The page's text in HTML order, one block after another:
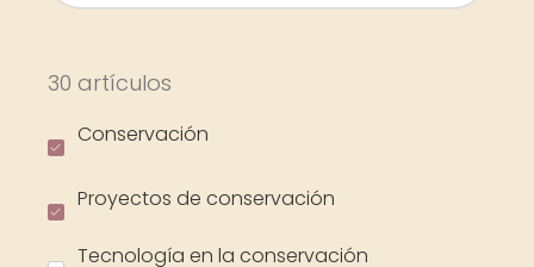
30 artículos
Conservación
Proyectos de conservación
Tecnología en la conservación